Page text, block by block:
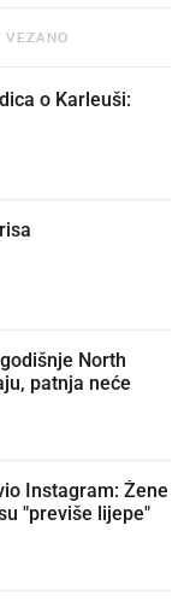
VEZANO
o Karleuši:
North
patnja neće
Instagram: Žene
"previše lijepe"